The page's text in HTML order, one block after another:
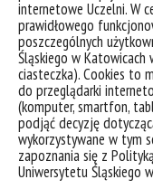
internetowe Uczelni. W
prawidłowego
poszczególnych
Śląskiego w Katowicach
ciasteczka). Cookies to
do przeglądarki
(komputer, smartfon,
podjąć decyzję
wykorzystywane w tym
zapoznania się z
Uniwersytetu Śląskiego
projektów
W ramach Guest
następujących
26 maja 2026
spotkanie z
attempt at a
pioneering
and practical
27 maja 2026